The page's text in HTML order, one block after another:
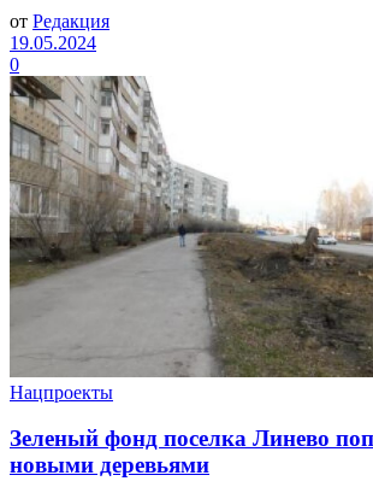
от Редакция
19.05.2024
0
Нацпроекты
Зеленый фонд поселка Линево
новыми деревьями